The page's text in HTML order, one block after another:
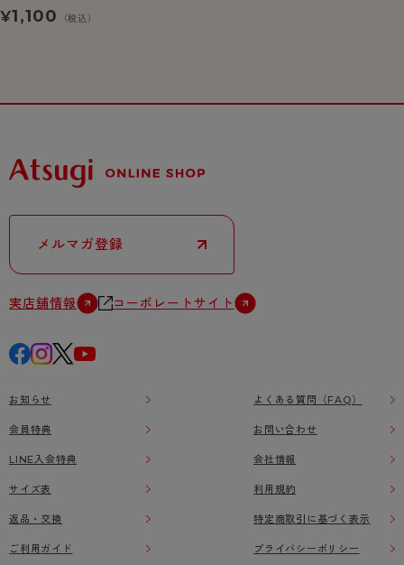
ブラジャー
¥1,100 （税込）
メルマガ登録
実店舗情報 コーポレートサイト
お知らせ
会員特典
LINE入会特典
サイズ表
返品・交換
ご利用ガイド
よくある質問（FAQ）
お問い合わせ
会社情報
利用規約
特定商取引に基づく表示
プライバシーポリシー